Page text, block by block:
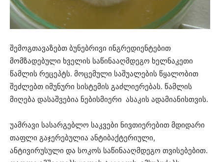
შემოგთავაზებთ ბუნებრივი ინგრედიენტებით
მომზადებული ხველის საწინააღმდეგო ხელნაკეთი
წამლის რეცეპტს. მოცემული საშუალების წყალობით
შეძლებთ იმუნური სისტემის გაძლიერებას. წამლის
მიღება დასაშვებია ნებისმიერი ასაკის ადამიანისთვის.
უამრავი სასარგებლო საკვები ნივთიერებით მდიდარი
თაფლი გაჯერებულია ანტიბაქტერიული,
ანტივირუსული და სოკოს საწინააღმდეგო თვისებებით.